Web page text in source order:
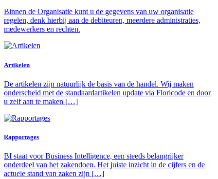
Binnen de Organisatie kunt u de gegevens van uw organisatie
regelen, denk hierbij aan de debiteuren, meerdere administraties,
medewerkers en rechten.
Artikelen
De artikelen zijn natuurlijk de basis van de handel. Wij maken
onderscheid met de standaardartikelen update via Floricode en door
u zelf aan te maken […]
Rapportages
BI staat voor Business Intelligence, een steeds belangrijker
onderdeel van het zakendoen. Het juiste inzicht in de cijfers en de
actuele stand van zaken zijn […]